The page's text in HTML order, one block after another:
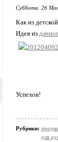
Суббота, 26
Как из
Идея из
Успехов!
Рубрики:
для